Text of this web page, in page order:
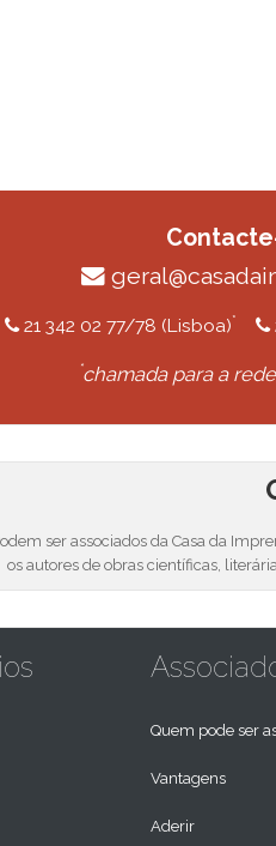
21 342 02 77/78 (Lisboa)*
*chamada para a
ser associados da Casa da
os autores de obras científicas,
Quem pode ser
Vantagens
Aderir